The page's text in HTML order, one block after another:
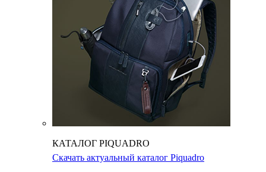
КАТАЛОГ PIQUADRO
Скачать актуальный каталог Piquadro